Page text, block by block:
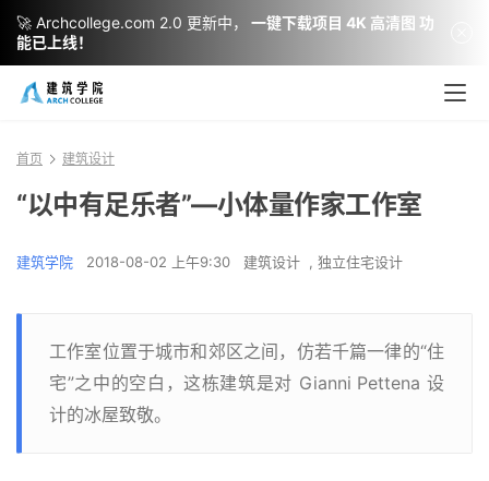
首页 建筑设计
“以中有足乐者”—小体量作家工作室
建筑学院 2018-08-02 上午9:30 建筑设计 , 独立住宅设计
工作室位置于城市和郊区之间，仿若千篇一律的“住
宅”之中的空白，这栋建筑是对 Gianni Pettena 设
计的冰屋致敬。
🚀 Archcollege.com 2.0 更新中，
一键下载项目 4K 高清图 功
能已上线！